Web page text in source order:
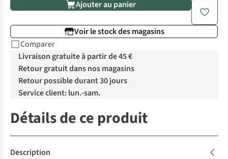
Ajouter au panier
Voir le stock des magasins
Comparer
Livraison gratuite à partir de 45 €
Retour gratuit dans nos magasins
Retour possible durant 30 jours
Service client: lun.-sam.
Détails de ce produit
Description